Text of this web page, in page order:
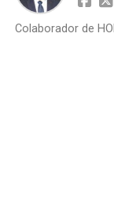
Colaborador de